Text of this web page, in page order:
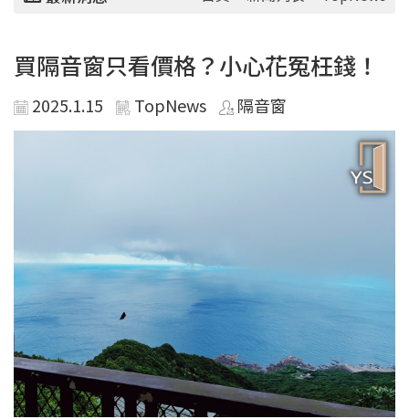
買隔音窗只看價格？小心花冤枉錢！
2025.1.15 TopNews 隔音窗